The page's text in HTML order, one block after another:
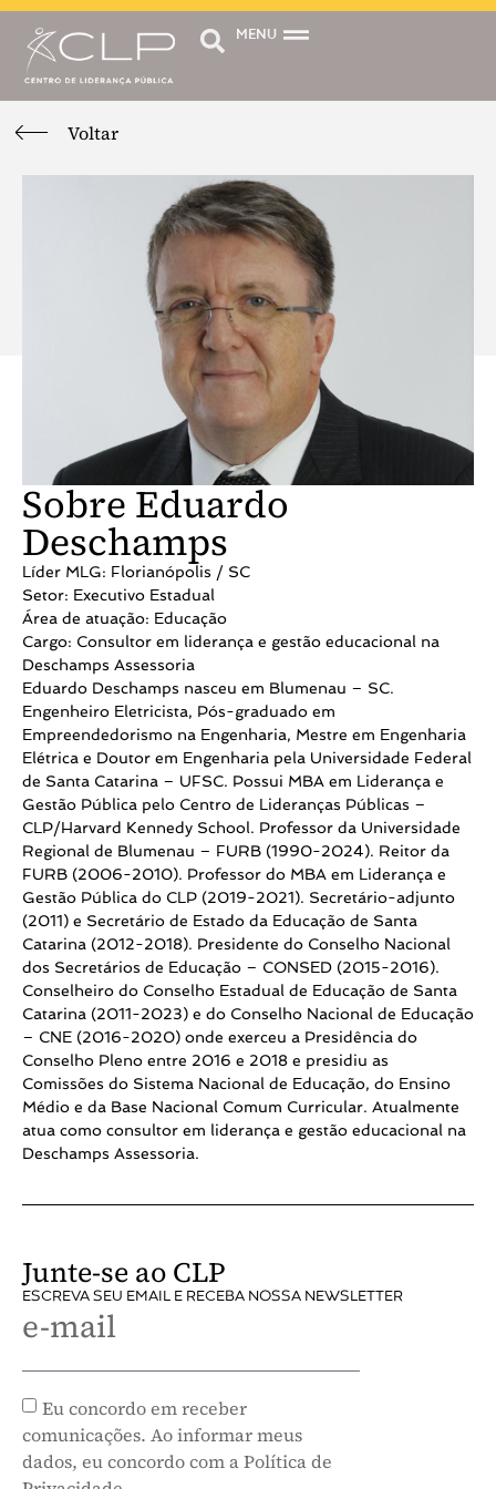
MENU
Voltar
Sobre Eduardo
Deschamps
Líder MLG: Florianópolis / SC
Setor: Executivo Estadual
Área de atuação: Educação
Cargo: Consultor em liderança e gestão educacional na
Deschamps Assessoria
Eduardo Deschamps nasceu em Blumenau – SC.
Engenheiro Eletricista, Pós-graduado em
Empreendedorismo na Engenharia, Mestre em Engenharia
Elétrica e Doutor em Engenharia pela Universidade Federal
de Santa Catarina – UFSC. Possui MBA em Liderança e
Gestão Pública pelo Centro de Lideranças Públicas –
CLP/Harvard Kennedy School. Professor da Universidade
Regional de Blumenau – FURB (1990-2024). Reitor da
FURB (2006-2010). Professor do MBA em Liderança e
Gestão Pública do CLP (2019-2021). Secretário-adjunto
(2011) e Secretário de Estado da Educação de Santa
Catarina (2012-2018). Presidente do Conselho Nacional
dos Secretários de Educação – CONSED (2015-2016).
Conselheiro do Conselho Estadual de Educação de Santa
Catarina (2011-2023) e do Conselho Nacional de Educação
– CNE (2016-2020) onde exerceu a Presidência do
Conselho Pleno entre 2016 e 2018 e presidiu as
Comissões do Sistema Nacional de Educação, do Ensino
Médio e da Base Nacional Comum Curricular. Atualmente
atua como consultor em liderança e gestão educacional na
Deschamps Assessoria.
Junte-se ao CLP
ESCREVA SEU EMAIL E RECEBA NOSSA NEWSLETTER
e-mail
Eu concordo em receber
comunicações. Ao informar meus
dados, eu concordo com a Política de